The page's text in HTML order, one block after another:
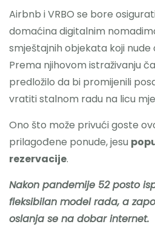
Airbnb i VRBO se bore
domaćina digitalnim
smještajnih objekata koji nude
Prema njihovom istraživanju
predložilo da bi promijenili
vratiti stalnom radu na licu
Ono što može privući goste
prilagođene ponude, jesu
rezervacije.
Nakon pandemije 52 posto
fleksibilan model rada, a
oslanja se na dobar internet.